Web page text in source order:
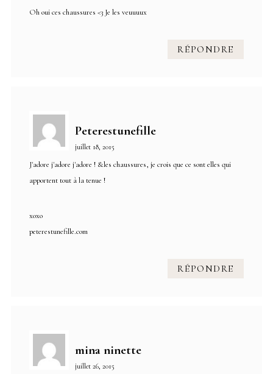
Oh oui ces chaussures <3 Je les veuuuux
RÉPONDRE
Peterestunefille
juillet 18, 2015
J'adore j'adore j'adore ! &les chaussures, je crois que ce sont elles qui
apportent tout à la tenue !
xoxo
peterestunefille.com
RÉPONDRE
mina ninette
juillet 26, 2015